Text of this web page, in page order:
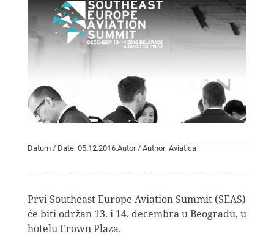
Datum / Date: 05.12.2016.Autor / Author: Aviatica
Prvi Southeast Europe Aviation Summit (SEAS)
će biti održan 13. i 14. decembra u Beogradu, u
hotelu Crown Plaza.